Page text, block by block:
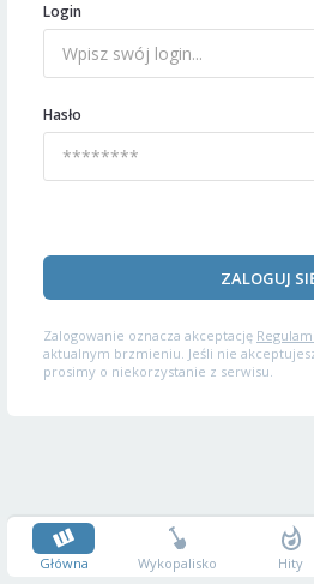
Login
Hasło
ZALOGUJ
Zalogowanie oznacza akceptację
aktualnym brzmieniu. Jeśli nie
prosimy o niekorzystanie z serwisu.
Główna Wykopalisko Hity